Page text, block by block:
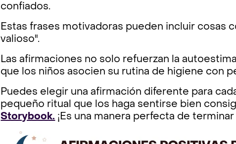
confiados.
Estas frases motivadoras pueden incluir cosas
valioso".
Las afirmaciones no solo refuerzan la
que los niños asocien su rutina de higiene con
Puedes elegir una afirmación diferente para
pequeño ritual que los haga sentirse bien
Storybook. ¡Es una manera perfecta de